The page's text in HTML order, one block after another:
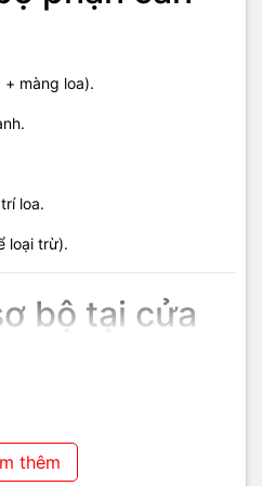
màng loa).
loa.
loại trừ).
bộ tại cửa
để đánh giá chất lượng âm.
thêm